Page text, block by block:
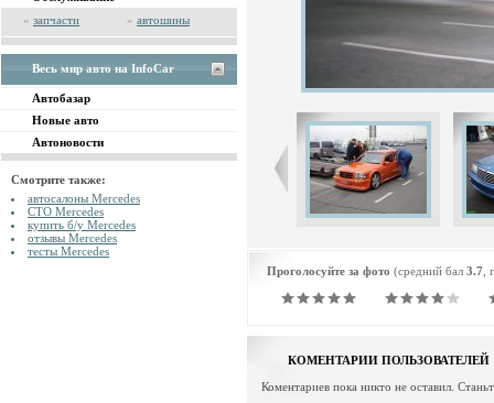
» запчасти » автошины
Весь мир авто на InfoCar
Автобазар
Новые авто
Автоновости
Смотрите также:
автосалоны Mercedes
СТО Mercedes
купить б/у Mercedes
отзывы Mercedes
тесты Mercedes
Проголосуйте за фото (средний бал 3.7
КОМЕНТАРИИ ПОЛЬЗОВАТЕЛЕЙ
Коментариев пока никто не оставил.